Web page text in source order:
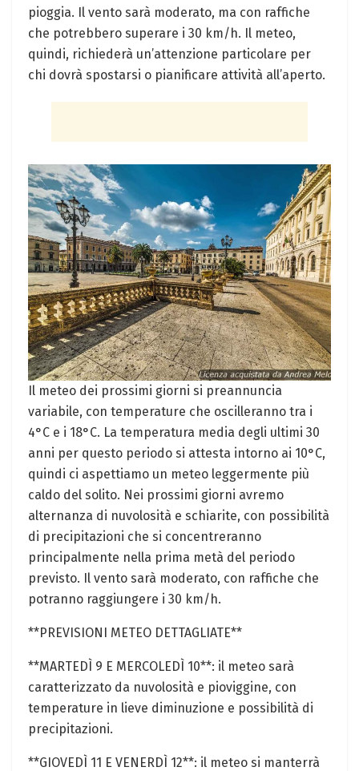
pioggia. Il vento sarà moderato, ma con raffiche
che potrebbero superare i 30 km/h. Il meteo,
quindi, richiederà un’attenzione particolare per
chi dovrà spostarsi o pianificare attività all’aperto.
Il meteo dei prossimi giorni si preannuncia
variabile, con temperature che oscilleranno tra i
4°C e i 18°C. La temperatura media degli ultimi 30
anni per questo periodo si attesta intorno ai 10°C,
quindi ci aspettiamo un meteo leggermente più
caldo del solito. Nei prossimi giorni avremo
alternanza di nuvolosità e schiarite, con possibilità
di precipitazioni che si concentreranno
principalmente nella prima metà del periodo
previsto. Il vento sarà moderato, con raffiche che
potranno raggiungere i 30 km/h.
**PREVISIONI METEO DETTAGLIATE**
**MARTEDÌ 9 E MERCOLEDÌ 10**: il meteo sarà
caratterizzato da nuvolosità e pioviggine, con
temperature in lieve diminuzione e possibilità di
precipitazioni.
**GIOVEDÌ 11 E VENERDÌ 12**: il meteo si manterrà